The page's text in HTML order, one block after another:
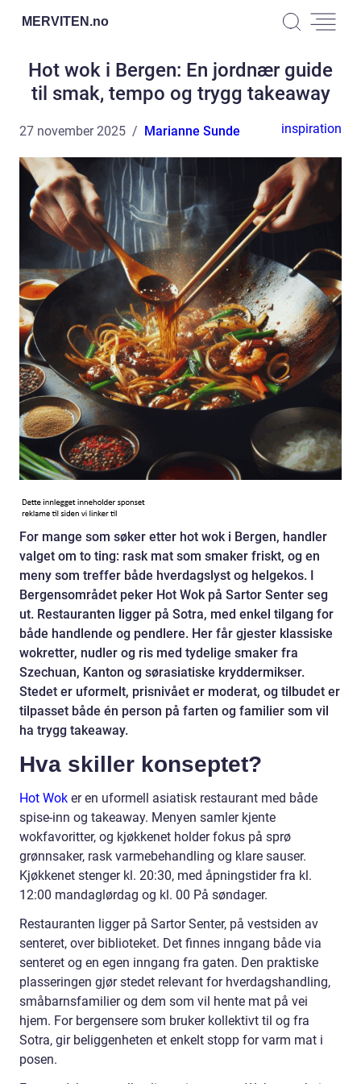
MERVITEN.no
Hot wok i Bergen: En jordnær guide
til smak, tempo og trygg takeaway
27 november 2025 Marianne Sunde inspiration
For mange som søker etter hot wok i Bergen, handler
valget om to ting: rask mat som smaker friskt, og en
meny som treffer både hverdagslyst og helgekos. I
Bergensområdet peker Hot Wok på Sartor Senter seg
ut. Restauranten ligger på Sotra, med enkel tilgang for
både handlende og pendlere. Her får gjester klassiske
wokretter, nudler og ris med tydelige smaker fra
Szechuan, Kanton og sørasiatiske kryddermikser.
Stedet er uformelt, prisnivået er moderat, og tilbudet er
tilpasset både én person på farten og familier som vil
ha trygg takeaway.
Hva skiller konseptet?
Hot Wok er en uformell asiatisk restaurant med både
spise-inn og takeaway. Menyen samler kjente
wokfavoritter, og kjøkkenet holder fokus på sprø
grønnsaker, rask varmebehandling og klare sauser.
Kjøkkenet stenger kl. 20:30, med åpningstider fra kl.
12:00 mandaglørdag og kl. 00 På søndager.
Restauranten ligger på Sartor Senter, på vestsiden av
senteret, over biblioteket. Det finnes inngang både via
senteret og en egen inngang fra gaten. Den praktiske
plasseringen gjør stedet relevant for hverdagshandling,
småbarnsfamilier og dem som vil hente mat på vei
hjem. For bergensere som bruker kollektivt til og fra
Sotra, gir beliggenheten et enkelt stopp for varm mat i
posen.